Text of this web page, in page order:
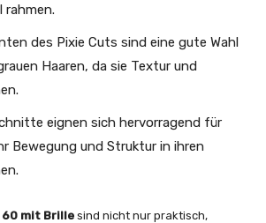
rahmen.
des Pixie Cuts sind eine gute Wahl
Haaren, da sie Textur und
eignen sich hervorragend für
Bewegung und Struktur in ihren
60 mit Brille sind nicht nur praktisch,